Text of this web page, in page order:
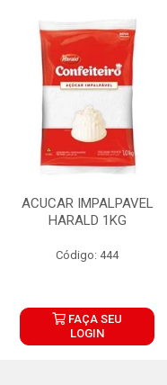
ACUCAR IMPALPAVEL
HARALD 1KG
Código: 444
FAÇA SEU
LOGIN